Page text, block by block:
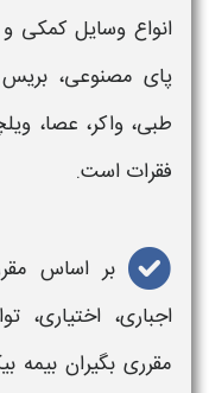
انواع وسایل کمکی
پای مصنوعی،
طبی، واکر، عصا،
فقرات است.
بر اساس
اجباری، اختیاری،
مقرری‌ بگیران